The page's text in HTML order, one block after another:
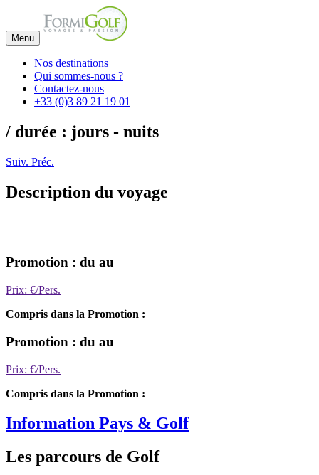
Menu
Nos destinations
Qui sommes-nous ?
Contactez-nous
+33 (0)3 89 21 19 01
/ durée : jours - nuits
Suiv. Préc.
Description du voyage
Promotion : du au
Prix: €/Pers.
Compris dans la Promotion :
Promotion : du au
Prix: €/Pers.
Compris dans la Promotion :
Information Pays & Golf
Les parcours de Golf